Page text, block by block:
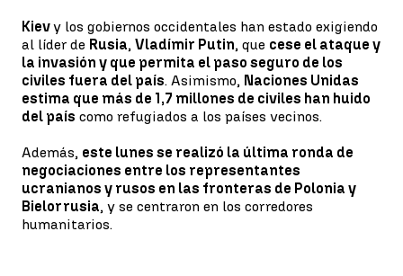
Kievy los gobiernos occidentales han estado exigiendo
al líder de Rusia, Vladímir Putin, que cese el ataque y
la invasión y que permita el paso seguro de los
civiles fuera del país. Asimismo, Naciones Unidas
estima que más de 1,7 millones de civiles han huido
del país como refugiados a los países vecinos.
Además, este lunes se realizó la última ronda de
negociaciones entre los representantes
ucranianos y rusos en las fronteras de Polonia y
Bielorrusia, y se centraron en los corredores
humanitarios.